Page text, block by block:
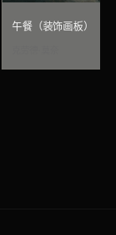
午餐（装饰画板）